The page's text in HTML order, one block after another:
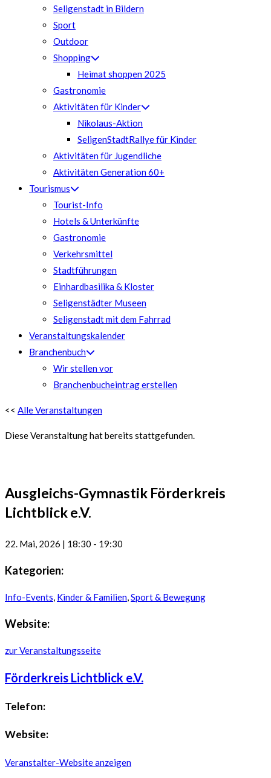
Seligenstadt in Bildern
Sport
Outdoor
Shopping
Heimat shoppen 2025
Gastronomie
Aktivitäten für Kinder
Nikolaus-Aktion
SeligenStadtRallye für Kinder
Aktivitäten für Jugendliche
Aktivitäten Generation 60+
Tourismus
Tourist-Info
Hotels & Unterkünfte
Gastronomie
Verkehrsmittel
Stadtführungen
Einhardbasilika & Kloster
Seligenstädter Museen
Seligenstadt mit dem Fahrrad
Veranstaltungskalender
Branchenbuch
Wir stellen vor
Branchenbucheintrag erstellen
<< Alle Veranstaltungen
Diese Veranstaltung hat bereits stattgefunden.
Ausgleichs-Gymnastik Förderkreis
Lichtblick e.V.
22. Mai, 2026 | 18:30 - 19:30
Kategorien:
Info-Events, Kinder & Familien,Sport & Bewegung
Website:
zur Veranstaltungsseite
Förderkreis Lichtblick e.V.
Telefon:
Website:
Veranstalter-Website anzeigen